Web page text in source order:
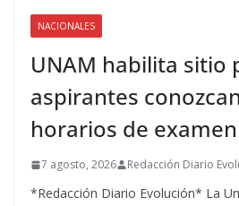
NACIONALES
UNAM habilita sitio
aspirantes
horarios de
7 agosto, 2026 Redacción Diario
*Redacción Diario Evolución* La